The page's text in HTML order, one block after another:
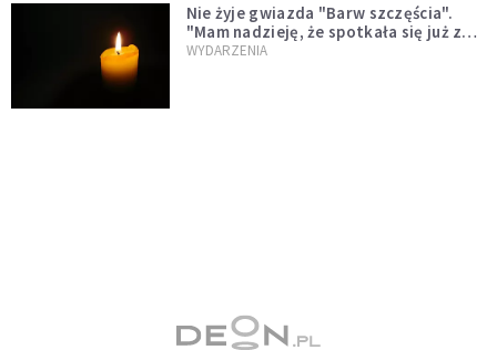
Nie żyje gwiazda "Barw szczęścia".
"Mam nadzieję, że spotkała się już z
Bogiem, którego tak bardzo kochała"
WYDARZENIA